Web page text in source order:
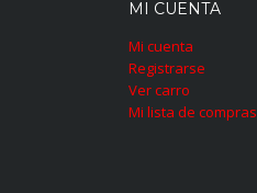
MI CUENTA
Mi cuenta
Registrarse
Ver carro
Mi lista de compras